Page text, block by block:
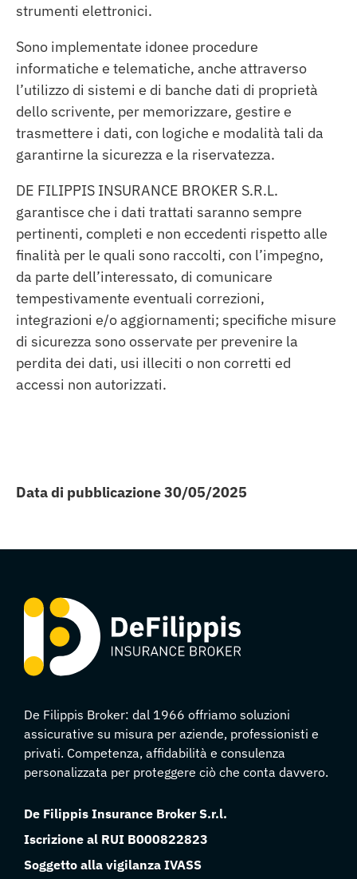
strumenti elettronici.
Sono implementate idonee procedure
informatiche e telematiche, anche attraverso
l’utilizzo di sistemi e di banche dati di proprietà
dello scrivente, per memorizzare, gestire e
trasmettere i dati, con logiche e modalità tali da
garantirne la sicurezza e la riservatezza.
DE FILIPPIS INSURANCE BROKER S.R.L.
garantisce che i dati trattati saranno sempre
pertinenti, completi e non eccedenti rispetto alle
finalità per le quali sono raccolti, con l’impegno,
da parte dell’interessato, di comunicare
tempestivamente eventuali correzioni,
integrazioni e/o aggiornamenti; specifiche misure
di sicurezza sono osservate per prevenire la
perdita dei dati, usi illeciti o non corretti ed
accessi non autorizzati.
Data di pubblicazione 30/05/2025
De Filippis Broker: dal 1966 offriamo soluzioni
assicurative su misura per aziende, professionisti e
privati. Competenza, affidabilità e consulenza
personalizzata per proteggere ciò che conta davvero.
De Filippis Insurance Broker S.r.l.
Iscrizione al RUI B000822823
Soggetto alla vigilanza IVASS